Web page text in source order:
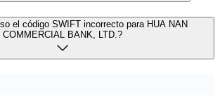
el código SWIFT incorrecto para HUA NAN
COMMERCIAL BANK, LTD.?